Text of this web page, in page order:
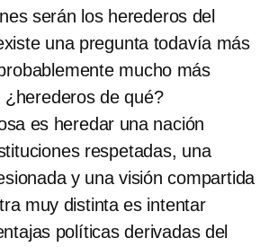
serán los herederos del
una pregunta todavía más
mucho más
de qué?
es heredar una nación
respetadas, una
y una visión compartida
muy distinta es intentar
políticas derivadas del